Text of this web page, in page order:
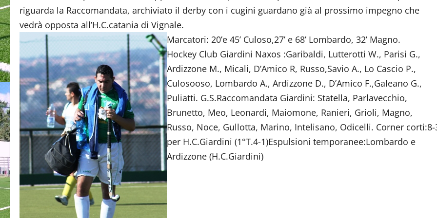
riguarda la Raccomandata, archiviato il derby con i cugini guardano già al prossimo impegno che
vedrà opposta all’H.C.catania di Vignale.
Marcatori: 20’e 45’ Culoso,27’ e 68’ Lombardo, 32’ Magno.
Hockey Club Giardini Naxos :Garibaldi, Lutterotti W., Parisi G.,
Ardizzone M., Micali, D’Amico R, Russo,Savio A., Lo Cascio P.,
Culosooso, Lombardo A., Ardizzone D., D’Amico F.,Galeano G.,
Puliatti. G.S.Raccomandata Giardini: Statella, Parlavecchio,
Brunetto, Meo, Leonardi, Maiomone, Ranieri, Grioli, Magno,
Russo, Noce, Gullotta, Marino, Intelisano, Odicelli. Corner corti:8-
per H.C.Giardini (1°T.4-1)Espulsioni temporanee:Lombardo e
Ardizzone (H.C.Giardini)